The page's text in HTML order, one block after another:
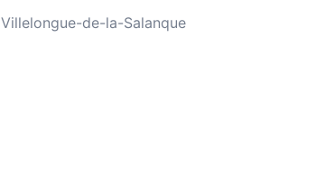
Villelongue-de-la-Salanque